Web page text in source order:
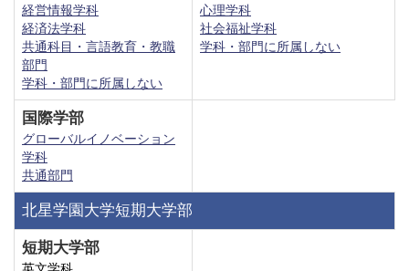
経営情報学科
経済法学科
共通科目・言語教育・教職
部門
学科・部門に所属しない
心理学科
社会福祉学科
学科・部門に所属しない
国際学部
グローバルイノベーション
学科
共通部門
北星学園大学短期大学部
短期大学部